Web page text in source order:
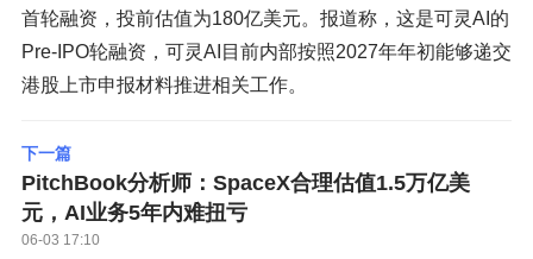
首轮融资，投前估值为180亿美元。报道称，这是可灵AI的
Pre-IPO轮融资，可灵AI目前内部按照2027年年初能够递交
港股上市申报材料推进相关工作。
下一篇
PitchBook分析师：SpaceX合理估值1.5万亿美
元，AI业务5年内难扭亏
06-03 17:10